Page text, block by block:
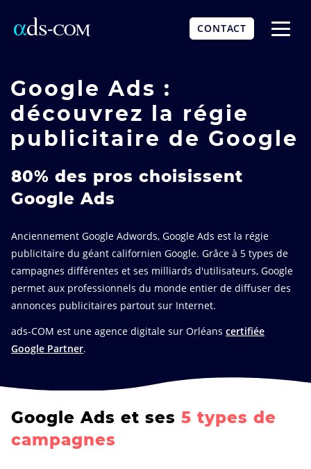
CONTACT
Google Ads :
découvrez la régie
publicitaire de Google
80% des pros choisissent
Google Ads
Anciennement Google Adwords, Google Ads est la régie
publicitaire du géant californien Google. Grâce à 5 types de
campagnes différentes et ses milliards d'utilisateurs, Google
permet aux professionnels du monde entier de diffuser des
annonces publicitaires partout sur Internet.
ads-COM est une agence digitale sur Orléans certifiée
Google Partner.
Google Ads et ses 5 types de
campagnes